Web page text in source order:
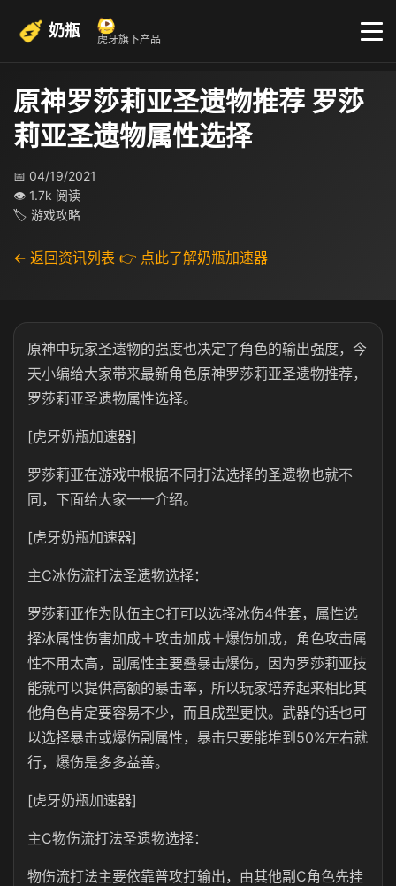
奶瓶 虎牙旗下产品
原神罗莎莉亚圣遗物推荐 罗莎
莉亚圣遗物属性选择
📅 04/19/2021
👁 1.7k 阅读
🏷 游戏攻略
← 返回资讯列表 👉 点此了解奶瓶加速器
原神中玩家圣遗物的强度也决定了角色的输出强度，今
天小编给大家带来最新角色原神罗莎莉亚圣遗物推荐，
罗莎莉亚圣遗物属性选择。
[虎牙奶瓶加速器]
罗莎莉亚在游戏中根据不同打法选择的圣遗物也就不
同，下面给大家一一介绍。
[虎牙奶瓶加速器]
主C冰伤流打法圣遗物选择：
罗莎莉亚作为队伍主C打可以选择冰伤4件套，属性选
择冰属性伤害加成＋攻击加成＋爆伤加成，角色攻击属
性不用太高，副属性主要叠暴击爆伤，因为罗莎莉亚技
能就可以提供高额的暴击率，所以玩家培养起来相比其
他角色肯定要容易不少，而且成型更快。武器的话也可
以选择暴击或爆伤副属性，暴击只要能堆到50%左右就
行，爆伤是多多益善。
[虎牙奶瓶加速器]
主C物伤流打法圣遗物选择：
物伤流打法主要依靠普攻打输出，由其他副C角色先挂